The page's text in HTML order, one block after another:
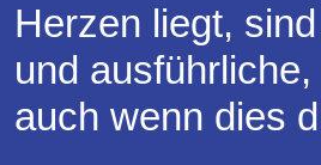
Herzen liegt,
und
auch wenn dies